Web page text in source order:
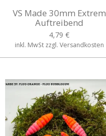
VS Made 30mm Extrem
Auftreibend
4,79 €
inkl. MwSt zzgl. Versandkosten